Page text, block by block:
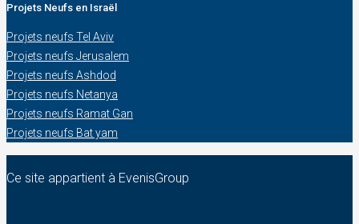
Projets Neufs en Israël
Projets neufs Tel Aviv
Projets neufs Jerusalem
Projets neufs Ashdod
Projets neufs Netanya
Projets neufs Ramat Gan
Projets neufs Bat yam
Ce site appartient à EvenisGroup